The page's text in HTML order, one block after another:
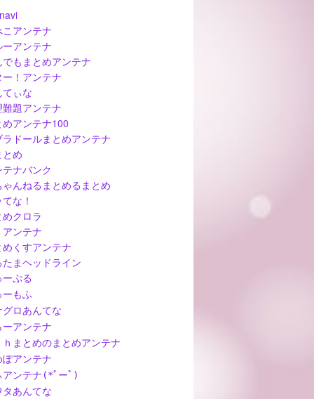
こアンテナ
ーアンテナ
でもまとめアンテナ
ー！アンテナ
ぃな
難題アンテナ
めアンテナ100
ラドールまとめアンテナ
め
ナバンク
ゃんねるまとめるまとめ
な！
クロラ
ンテナ
めくすアンテナ
たまヘッドライン
ーぷる
ーもふ
グロあんてな
ーアンテナ
ｈまとめのまとめアンテナ
ぽアンテナ
アンテナ(*ﾟーﾟ)
タあんてな